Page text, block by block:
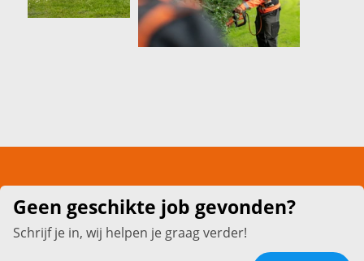
Geen geschikte job gevonden?
Schrijf je in, wij helpen je graag verder!